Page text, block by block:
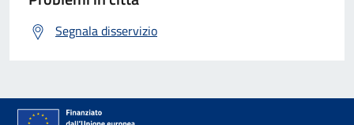
Segnala disservizio